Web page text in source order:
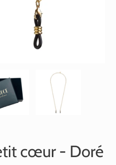
cœur - Doré